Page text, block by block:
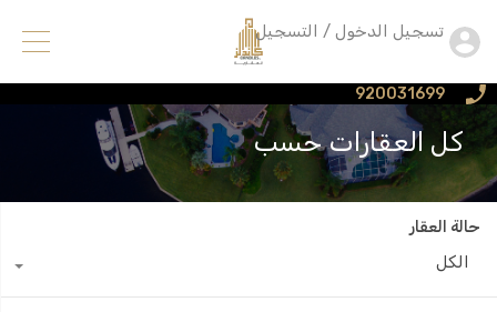
920031699
تسجيل الدخول / التسجيل
كل العقارات حسب
حالة العقار
الكل